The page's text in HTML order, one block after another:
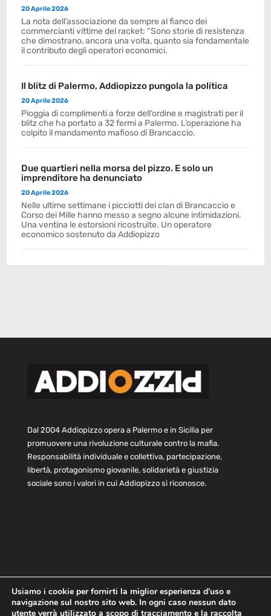
20 Aprile 2026
La nota dell’associazione da sempre al fianco dei
commercianti vittime del racket: “Sono storie di resistenza
che dimostrano, ancora una volta, quanto sia fondamentale
il contributo degli operatori economici.
Il blitz di Palermo, Addiopizzo pungola la politica
20 Aprile 2026
Pioggia di complimenti a forze dell’ordine e magistrati per il
blitz che ha portato a 32 fermi a Palermo. L’operazione ha
colpito il mandamento mafioso di Brancaccio.
Due quartieri nella morsa del pizzo. E solo un
imprenditore ha denunciato
20 Aprile 2026
Nelle ultime settimane i picciotti dei clan di Brancaccio e
Corso dei Mille hanno messo a segno alcune intimidazioni.
Una ventina le estorsioni ricostruite. Un operatore
economico sostenuto da Addiopizzo
Dal 2004 Addiopizzo opera a Palermo e in Sicilia per
promuovere una rivoluzione culturale contro la mafia.
Responsabilità individuale e collettiva, partecipazione,
libertà, protagonismo giovanile, solidarietà e giustizia
sociale sono i valori in cui Addiopizzo si riconosce.
Home Statuto e bilancio
Contatti
Usiamo i cookie per fornirti la miglior esperienza d'uso e
navigazione sul nostro sito web. In ogni caso nessun dato
utente verrà utilizzato a scopo di tracciamento e la raccolta